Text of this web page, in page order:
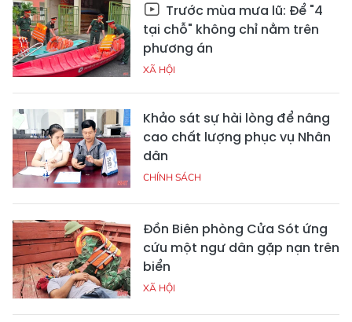
Trước mùa mưa lũ: Để "4
tại chỗ" không chỉ nằm trên
phương án
XÃ HỘI
Khảo sát sự hài lòng để nâng
cao chất lượng phục vụ Nhân
dân
CHÍNH SÁCH
Đồn Biên phòng Cửa Sót ứng
cứu một ngư dân gặp nạn trên
biển
XÃ HỘI